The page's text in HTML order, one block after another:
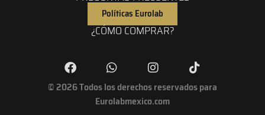
Políticas Eurolab
¿CÓMO COMPRAR?
© 2026 Todos los derechos reservados para
Eurolabmexico.com